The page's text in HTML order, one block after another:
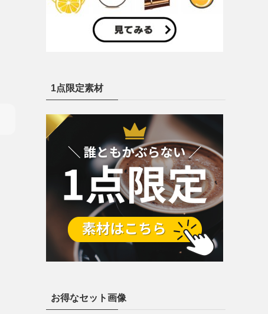
1点限定素材
お得なセット画像